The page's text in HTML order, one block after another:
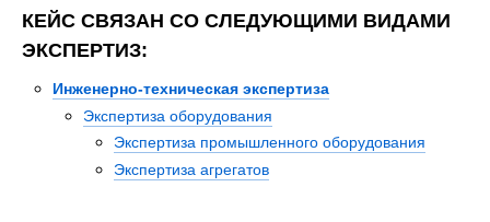
КЕЙС СВЯЗАН СО СЛЕДУЮЩИМИ ВИДАМИ
ЭКСПЕРТИЗ:
Инженерно-техническая экспертиза
Экспертиза оборудования
Экспертиза промышленного оборудования
Экспертиза агрегатов